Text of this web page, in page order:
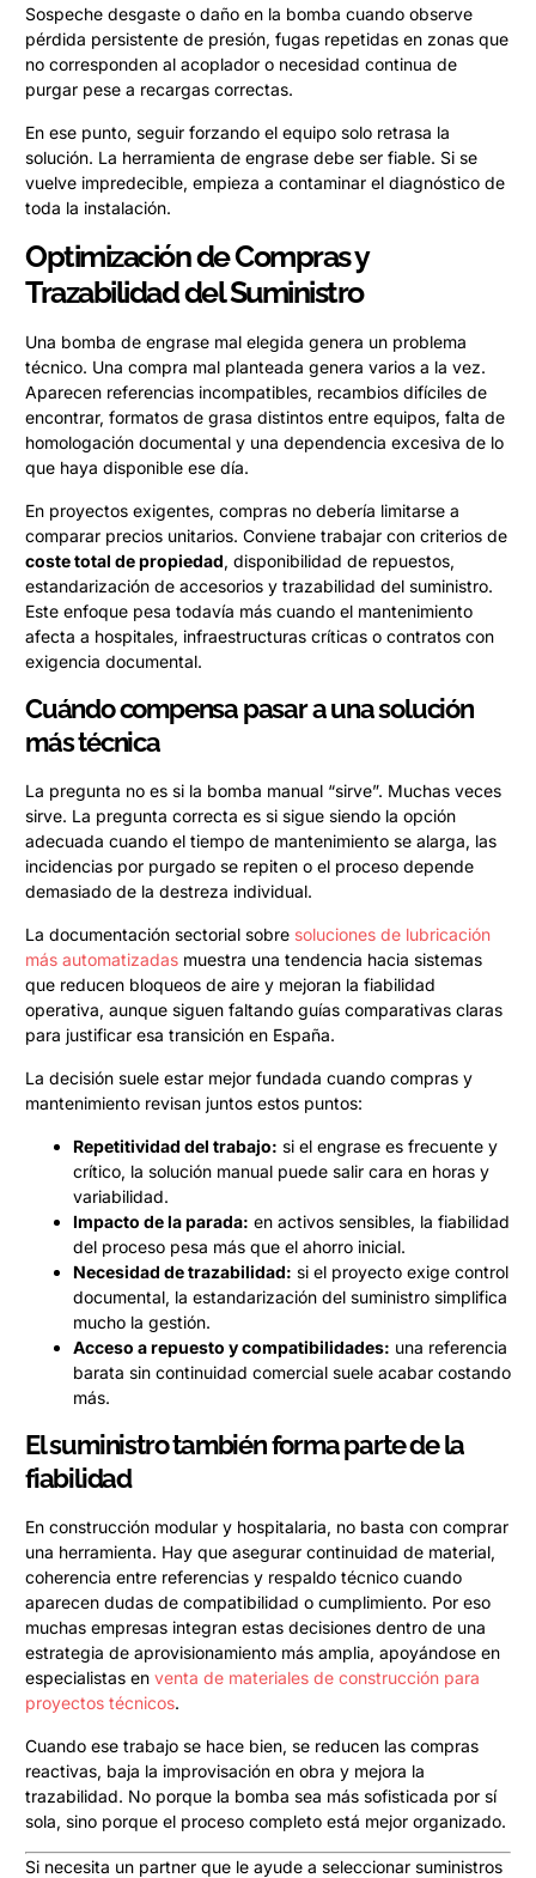
Sospeche desgaste o daño en la bomba cuando observe
pérdida persistente de presión, fugas repetidas en zonas que
no corresponden al acoplador o necesidad continua de
purgar pese a recargas correctas.
En ese punto, seguir forzando el equipo solo retrasa la
solución. La herramienta de engrase debe ser fiable. Si se
vuelve impredecible, empieza a contaminar el diagnóstico de
toda la instalación.
Optimización de Compras y
Trazabilidad del Suministro
Una bomba de engrase mal elegida genera un problema
técnico. Una compra mal planteada genera varios a la vez.
Aparecen referencias incompatibles, recambios difíciles de
encontrar, formatos de grasa distintos entre equipos, falta de
homologación documental y una dependencia excesiva de lo
que haya disponible ese día.
En proyectos exigentes, compras no debería limitarse a
comparar precios unitarios. Conviene trabajar con criterios de
coste total de propiedad, disponibilidad de repuestos,
estandarización de accesorios y trazabilidad del suministro.
Este enfoque pesa todavía más cuando el mantenimiento
afecta a hospitales, infraestructuras críticas o contratos con
exigencia documental.
Cuándo compensa pasar a una solución
más técnica
La pregunta no es si la bomba manual “sirve”. Muchas veces
sirve. La pregunta correcta es si sigue siendo la opción
adecuada cuando el tiempo de mantenimiento se alarga, las
incidencias por purgado se repiten o el proceso depende
demasiado de la destreza individual.
La documentación sectorial sobre soluciones de lubricación
más automatizadas muestra una tendencia hacia sistemas
que reducen bloqueos de aire y mejoran la fiabilidad
operativa, aunque siguen faltando guías comparativas claras
para justificar esa transición en España.
La decisión suele estar mejor fundada cuando compras y
mantenimiento revisan juntos estos puntos:
Repetitividad del trabajo: si el engrase es frecuente y
crítico, la solución manual puede salir cara en horas y
variabilidad.
Impacto de la parada: en activos sensibles, la fiabilidad
del proceso pesa más que el ahorro inicial.
Necesidad de trazabilidad: si el proyecto exige control
documental, la estandarización del suministro simplifica
mucho la gestión.
Acceso a repuesto y compatibilidades: una referencia
barata sin continuidad comercial suele acabar costando
más.
El suministro también forma parte de la
fiabilidad
En construcción modular y hospitalaria, no basta con comprar
una herramienta. Hay que asegurar continuidad de material,
coherencia entre referencias y respaldo técnico cuando
aparecen dudas de compatibilidad o cumplimiento. Por eso
muchas empresas integran estas decisiones dentro de una
estrategia de aprovisionamiento más amplia, apoyándose en
especialistas en venta de materiales de construcción para
proyectos técnicos.
Cuando ese trabajo se hace bien, se reducen las compras
reactivas, baja la improvisación en obra y mejora la
trazabilidad. No porque la bomba sea más sofisticada por sí
sola, sino porque el proceso completo está mejor organizado.
Si necesita un partner que le ayude a seleccionar suministros